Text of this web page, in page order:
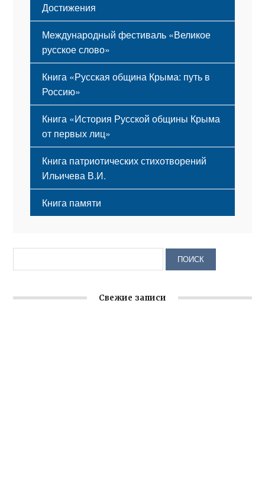
Достижения
Международный фестиваль «Великое
русское слово»
Книга «Русская община Крыма: путь в
Россию»
Книга «История Русской общины Крыма
от первых лиц»
Книга патриотических стихотворений
Ильичева В.И.
Книга памяти
Свежие записи